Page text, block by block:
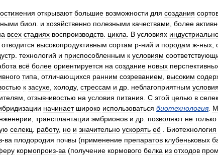
открывают большие возможности для создания
биол и хозяйственно полезными качествами более
всех стадиях воспроизводств цикла В условиях
отводится высокопродуктивным сортам р-ний и породам ж-ных
технологий и приспособленным к условиям
всё более ориентируется на создание новых
типа отличающихся ранним созреванием высоким
к засухе холоду, стрессам и др неблагоприятным
отзывчивостью на условия питания С этой целью в
начинает широко использоваться биотехнология.
трансплантации эмбрионов и др позволяют не только
селекц работу, но и значительно ускорять её Биотехнология
-ва плодородия почвы (применение препаратов клубеньковых
кормопроиз-ва (получение кормового белка из отходов пром